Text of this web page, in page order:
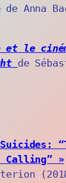
de Anna
et le
de
Calling” »